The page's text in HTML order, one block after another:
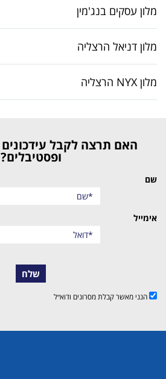
מלון עסקים בנג'מין
מלון דניאל הרצליה
מלון NYX הרצליה
האם תרצה לקבל עידכונים אודות אירועים
ופסטיבלים?
שם
אימייל
שלח
הנני מאשר קבלת מסרונים ודוא״ל